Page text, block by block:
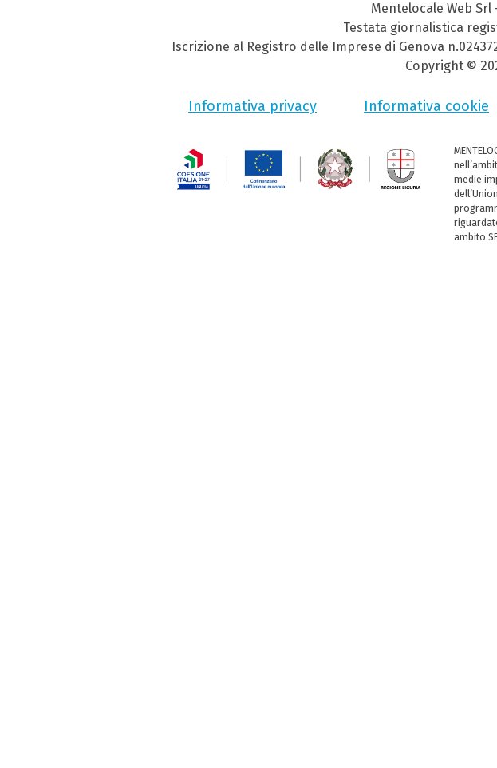
Mentelocale Web
Testata giornalistica
Iscrizione al Registro delle Imprese di Genova
Copyright ©
Informativa privacy Informativa cookie
medie
ambito